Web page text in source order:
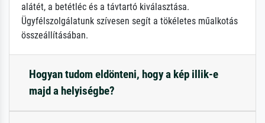
alátét, a betétléc és a távtartó kiválasztása.
Ügyfélszolgálatunk szívesen segít a tökéletes műalkotás
összeállításában.
Hogyan tudom eldönteni, hogy a kép illik-e
majd a helyiségbe?